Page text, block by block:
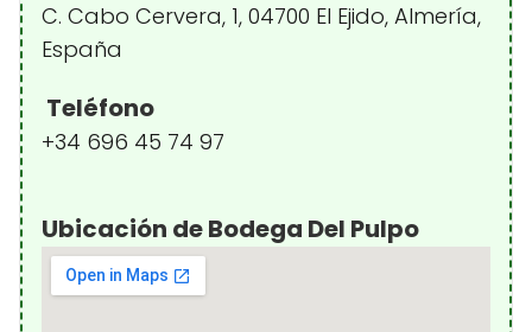
C. Cabo Cervera, 1, 04700 El Ejido, Almería,
España
Teléfono
+34 696 45 74 97
Ubicación de Bodega Del Pulpo